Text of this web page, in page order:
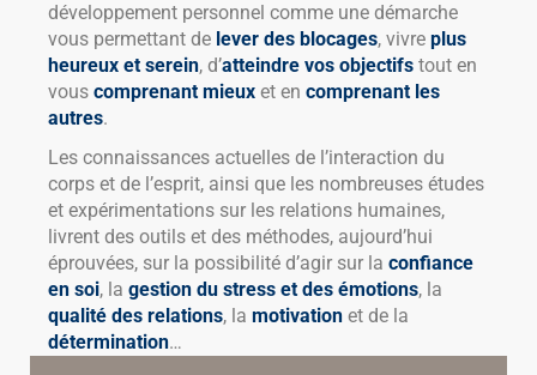
développement personnel comme une démarche
vous permettant de lever des blocages, vivre plus
heureux et serein, d’atteindre vos objectifs tout en
vous comprenant mieux et en comprenant les
autres.
Les connaissances actuelles de l’interaction du
corps et de l’esprit, ainsi que les nombreuses études
et expérimentations sur les relations humaines,
livrent des outils et des méthodes, aujourd’hui
éprouvées, sur la possibilité d’agir sur la confiance
en soi, la gestion du stress et des émotions, la
qualité des relations, la motivation et de la
détermination…